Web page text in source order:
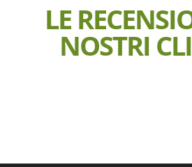
LE
NOSTRI